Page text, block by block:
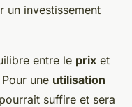
un investissement
entre le prix et
une utilisation
pourrait suffire et sera